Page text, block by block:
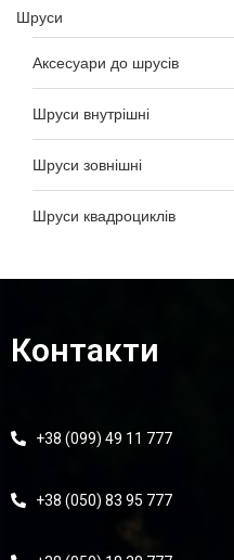
Шруси
Аксесуари до шрусів
Шруси внутрішні
Шруси зовнішні
Шруси квадроциклів
Контакти
+38 (099) 49 11 777
+38 (050) 83 95 777